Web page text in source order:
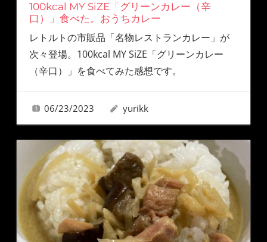
100kcal MY SiZE「グリーンカレー（辛
口）」食べた。おうちカレー
レトルトの市販品「名物レストランカレー」が
次々登場。100kcal MY SiZE「グリーンカレー
（辛口）」を食べてみた感想です。
06/23/2023 yurikk